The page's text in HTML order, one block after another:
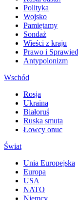
Polityka
Wojsko
Pamiętamy
Sondaż
Wieści z kraju
Prawo i
Antypolonizm
Wschód
Rosja
Ukraina
Białoruś
Ruska smuta
Łowcy onuc
Świat
Unia Europejska
Europa
USA
NATO
Niemcy